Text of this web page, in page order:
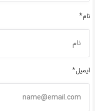
نام*
ایمیل*